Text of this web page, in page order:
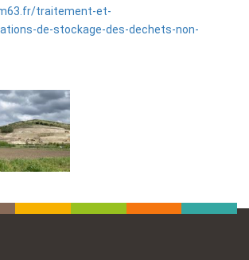
traitement-et-
de-stockage-des-dechets-non-